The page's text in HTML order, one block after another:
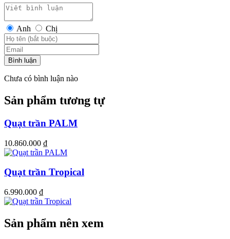
Anh Chị
Bình luận
Chưa có bình luận nào
Sản phẩm tương tự
Quạt trần PALM
10.860.000 ₫
Quạt trần Tropical
6.990.000 ₫
Sản phẩm nên xem